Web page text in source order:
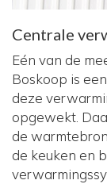
Centrale
Eén van de
Boskoop is
deze
opgewekt.
de
de keuken en